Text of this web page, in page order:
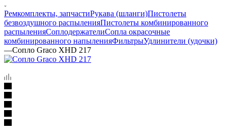
Ремкомплекты, запчастиРукава (шланги)Пистолеты
безвоздушного распыленияПистолеты комбинированного
распыленияСоплодержателиСопла окрасочные
комбинированного напыленияФильтрыУдлинители (удочки)
—Сопло Graco XHD 217